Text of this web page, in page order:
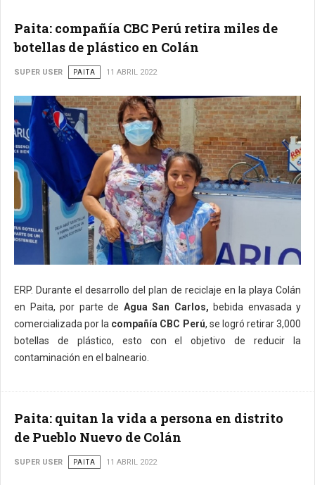
Paita: compañía CBC Perú retira miles de
botellas de plástico en Colán
SUPER USER PAITA 11 ABRIL 2022
ERP. Durante el desarrollo del plan de reciclaje en la playa Colán
en Paita, por parte de Agua San Carlos, bebida envasada y
comercializada por la compañía CBC Perú, se logró retirar 3,000
botellas de plástico, esto con el objetivo de reducir la
contaminación en el balneario.
Paita: quitan la vida a persona en distrito
de Pueblo Nuevo de Colán
SUPER USER PAITA 11 ABRIL 2022